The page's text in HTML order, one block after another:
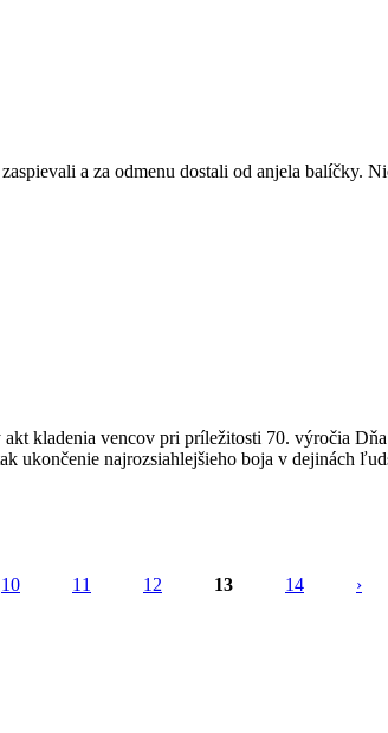
a za odmenu dostali od anjela balíčky.
kladenia vencov pri príležitosti 70. výročia
ukončenie najrozsiahlejšieho boja v dejinách
10 11 12 13 14 ›